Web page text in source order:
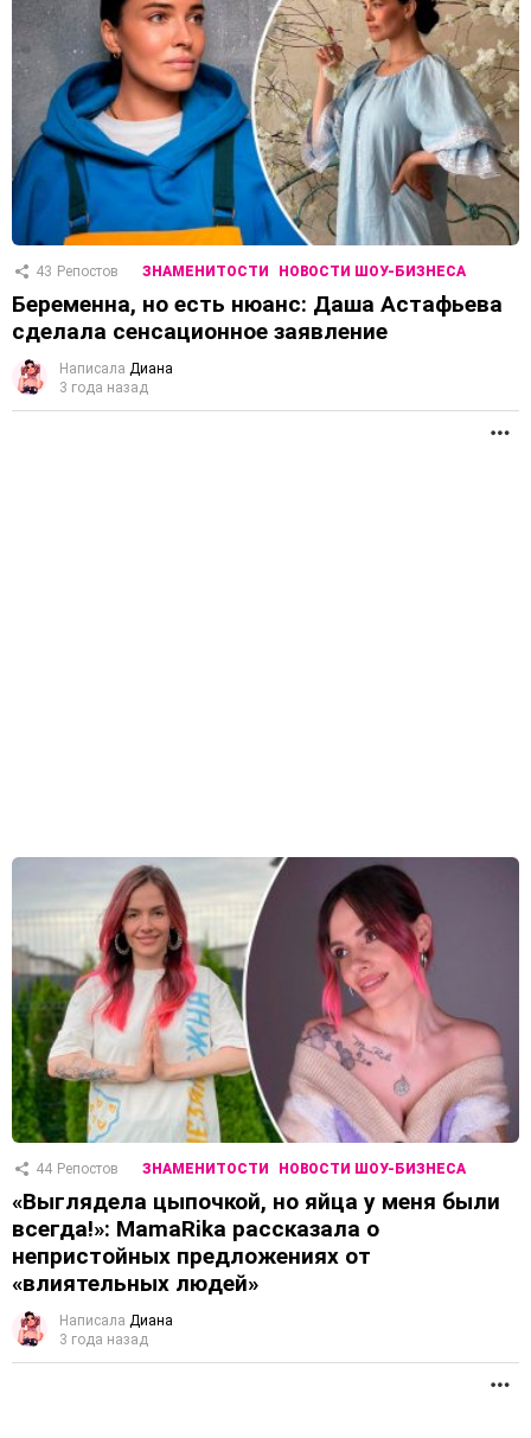
43 Репостов ЗНАМЕНИТОСТИ НОВОСТИ ШОУ-БИЗНЕСА
Беременна, но есть нюанс: Даша Астафьева
сделала сенсационное заявление
Написала Диана
3 года назад
44 Репостов ЗНАМЕНИТОСТИ НОВОСТИ ШОУ-БИЗНЕСА
«Выглядела цыпочкой, но яйца у меня были
всегда!»: MamaRika рассказала о
непристойных предложениях от
«влиятельных людей»
Написала Диана
3 года назад